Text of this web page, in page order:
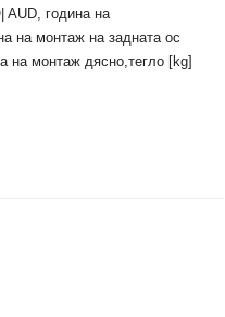
AUD, година на
на монтаж на задната ос
на монтаж дясно,тегло [kg]